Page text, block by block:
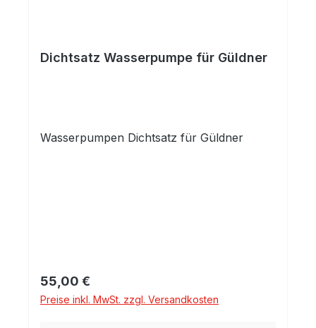
Dichtsatz Wasserpumpe für Güldner
Wasserpumpen Dichtsatz für Güldner
Regulärer Preis:
55,00 €
Preise inkl. MwSt. zzgl. Versandkosten